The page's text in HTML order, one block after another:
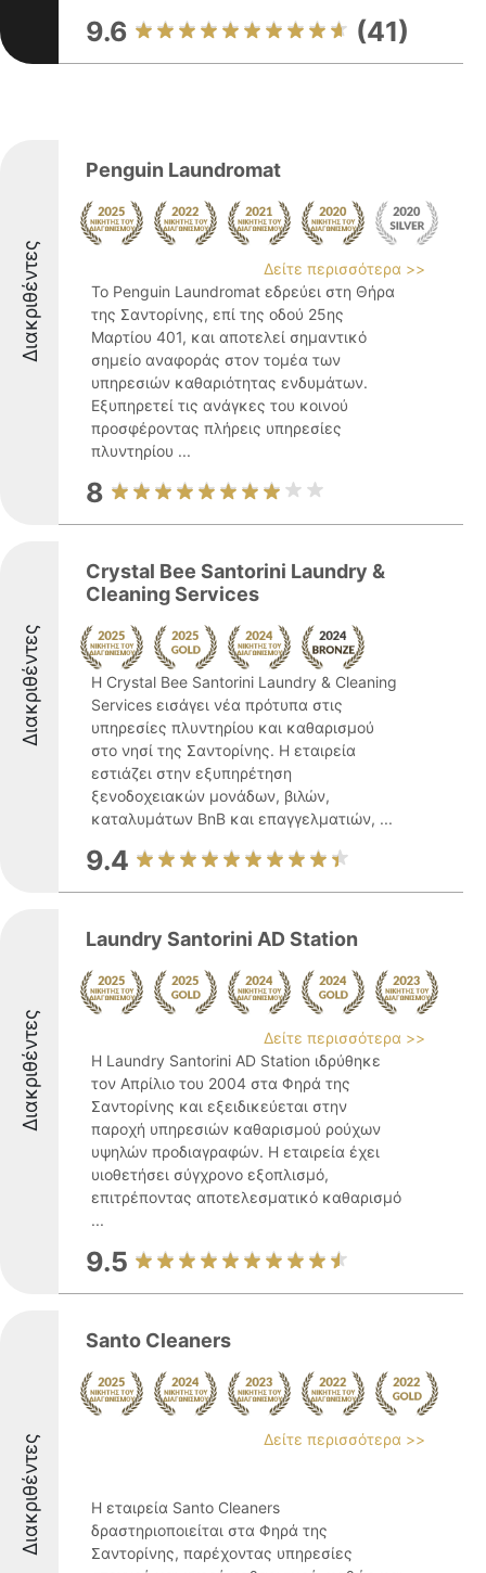
9.6 (41)
Διακριθέντες
Penguin Laundromat
Δείτε περισσότερα >>
Το Penguin Laundromat εδρεύει στη Θήρα
της Σαντορίνης, επί της οδού 25ης
Μαρτίου 401, και αποτελεί σημαντικό
σημείο αναφοράς στον τομέα των
υπηρεσιών καθαριότητας ενδυμάτων.
Εξυπηρετεί τις ανάγκες του κοινού
προσφέροντας πλήρεις υπηρεσίες
πλυντηρίου ...
8
Διακριθέντες
Crystal Bee Santorini Laundry &
Cleaning Services
Η Crystal Bee Santorini Laundry & Cleaning
Services εισάγει νέα πρότυπα στις
υπηρεσίες πλυντηρίου και καθαρισμού
στο νησί της Σαντορίνης. Η εταιρεία
εστιάζει στην εξυπηρέτηση
ξενοδοχειακών μονάδων, βιλών,
καταλυμάτων BnB και επαγγελματιών, ...
9.4
Διακριθέντες
Laundry Santorini AD Station
Δείτε περισσότερα >>
Η Laundry Santorini AD Station ιδρύθηκε
τον Απρίλιο του 2004 στα Φηρά της
Σαντορίνης και εξειδικεύεται στην
παροχή υπηρεσιών καθαρισμού ρούχων
υψηλών προδιαγραφών. Η εταιρεία έχει
υιοθετήσει σύγχρονο εξοπλισμό,
επιτρέποντας αποτελεσματικό καθαρισμό
...
9.5
Διακριθέντες
Santo Cleaners
Δείτε περισσότερα >>
Η εταιρεία Santo Cleaners
δραστηριοποιείται στα Φηρά της
Σαντορίνης, παρέχοντας υπηρεσίες